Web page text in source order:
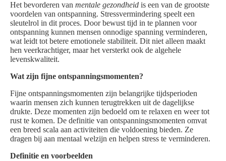
Het bevorderen van mentale gezondheid is een van de grootste
voordelen van ontspanning. Stressvermindering speelt een
sleutelrol in dit proces. Door bewust tijd in te plannen voor
ontspanning kunnen mensen onnodige spanning verminderen,
wat leidt tot betere emotionele stabiliteit. Dit niet alleen maakt
hen veerkrachtiger, maar het versterkt ook de algehele
levenskwaliteit.
Wat zijn fijne ontspanningsmomenten?
Fijne ontspanningsmomenten zijn belangrijke tijdsperioden
waarin mensen zich kunnen terugtrekken uit de dagelijkse
drukte. Deze momenten zijn bedoeld om te relaxen en weer tot
rust te komen. De definitie van ontspanningsmomenten omvat
een breed scala aan activiteiten die voldoening bieden. Ze
dragen bij aan mentaal welzijn en helpen stress te verminderen.
Definitie en voorbeelden